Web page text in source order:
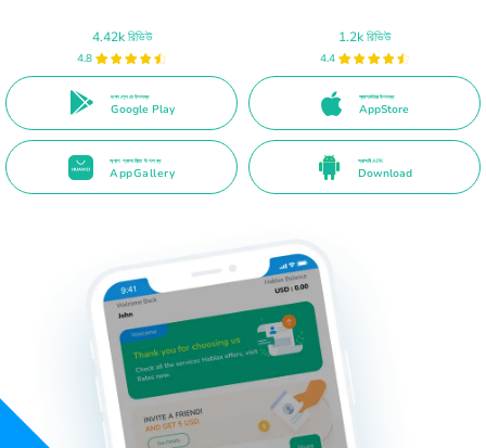
4.42k রিভিউ
4.8
গুগল প্লে তে উপলব্ধ
Google Play
1.2k রিভিউ
4.4
অ্যাপস্টোরে উপলব্ধ
AppStore
অ্যাপ গ্যালারিতে উপলব্ধ
AppGallery
সরাসরি APK
Download